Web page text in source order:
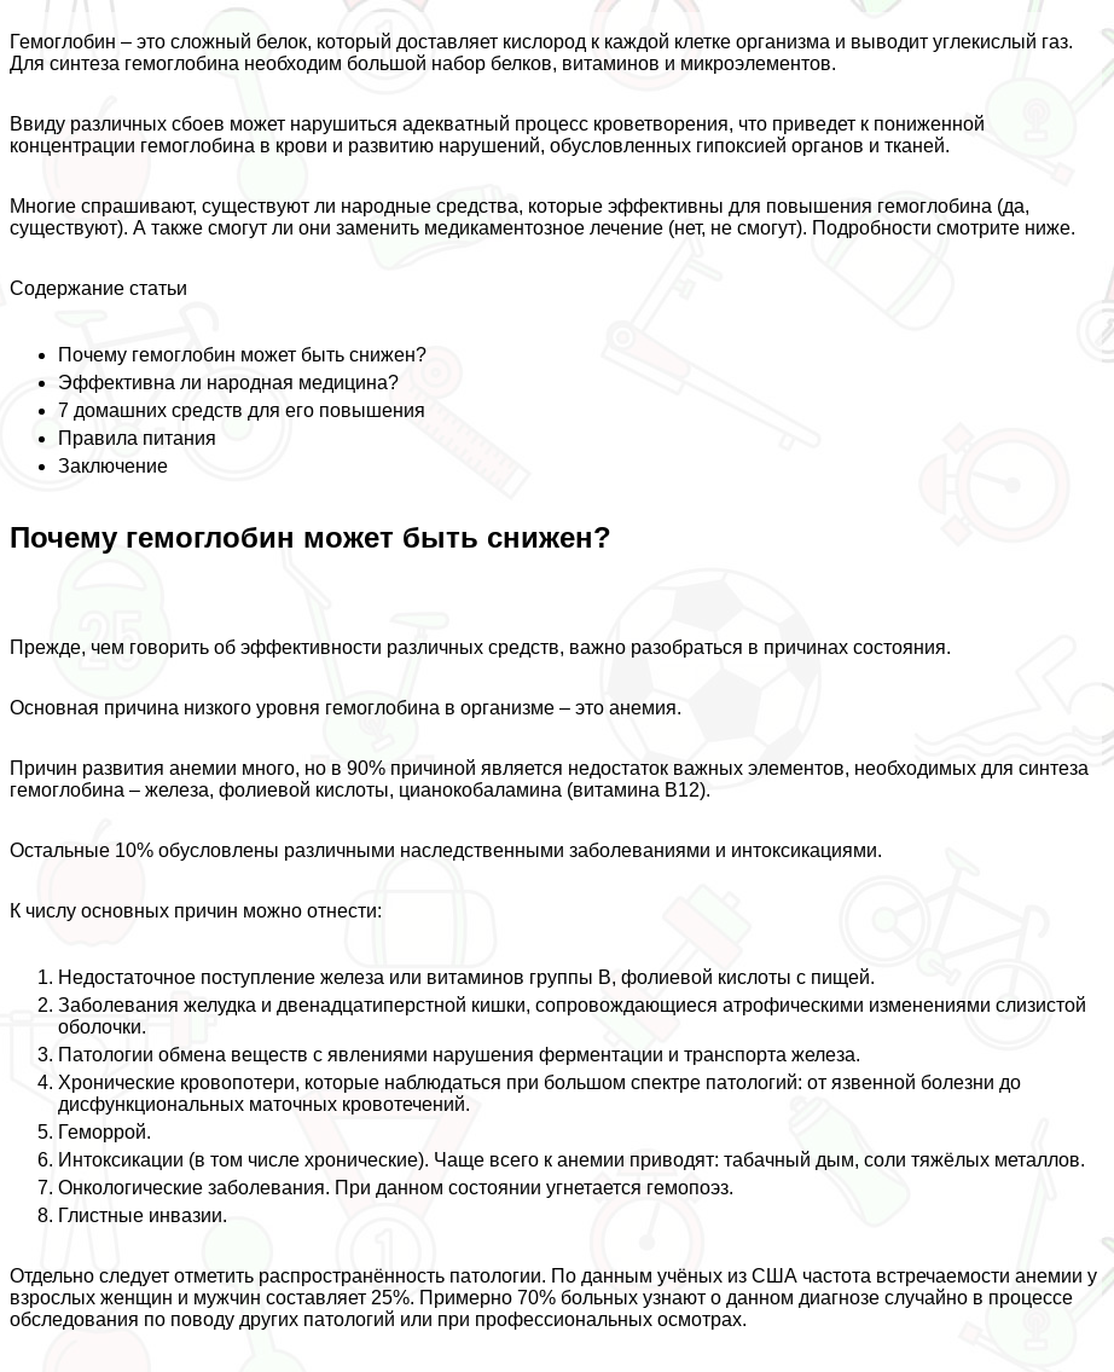
Гемоглобин – это сложный белок, который доставляет кислород к каждой клетке организма и выводит углекислый газ.
Для синтеза гемоглобина необходим большой набор белков, витаминов и микроэлементов.
Ввиду различных сбоев может нарушиться адекватный процесс кроветворения, что приведет к пониженной
концентрации гемоглобина в крови и развитию нарушений, обусловленных гипоксией органов и тканей.
Многие спрашивают, существуют ли народные средства, которые эффективны для повышения гемоглобина (да,
существуют). А также смогут ли они заменить медикаментозное лечение (нет, не смогут). Подробности смотрите ниже.
Содержание статьи
Почему гемоглобин может быть снижен?
Эффективна ли народная медицина?
7 домашних средств для его повышения
Правила питания
Заключение
Почему гемоглобин может быть снижен?
Прежде, чем говорить об эффективности различных средств, важно разобраться в причинах состояния.
Основная причина низкого уровня гемоглобина в организме – этоанемия.
Причин развития анемии много, но в 90% причиной является недостаток важных элементов, необходимых для синтеза
гемоглобина – железа, фолиевой кислоты, цианокобаламина (витамина B12).
Остальные 10% обусловлены различными наследственными заболеваниями и интоксикациями.
К числу основных причин можно отнести:
Недостаточное поступление железа или витаминов группы В, фолиевой кислоты с пищей.
Заболевания желудка и двенадцатиперстной кишки, сопровождающиеся атрофическими изменениями слизистой
оболочки.
Патологии обмена веществ с явлениями нарушения ферментации и трaнcпорта железа.
Хронические кровопотери, которые наблюдаться при большом спектре патологий: от язвенной болезни до
дисфункциональных маточных кровотечений.
Геморрой.
Интоксикации (в том числе хронические). Чаще всего к анемии приводят: табачный дым, соли тяжёлых металлов.
Oнкoлoгические заболевания. При данном состоянии угнетается гемопоэз.
Глистные инвазии.
Отдельно следует отметить распространённость патологии. По данным учёных из США частота встречаемости анемии у
взрослых женщин и мужчин составляет 25%. Примерно 70% больных узнают о данном диагнозе случайно в процессе
обследования по поводу других патологий или при профессиональных осмотрах.